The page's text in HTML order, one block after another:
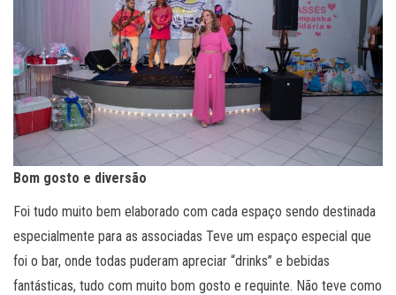
Bom gosto e diversão
Foi tudo muito bem elaborado com cada espaço sendo destinada
especialmente para as associadas Teve um espaço especial que
foi o bar, onde todas puderam apreciar “drinks” e bebidas
fantásticas, tudo com muito bom gosto e requinte. Não teve como